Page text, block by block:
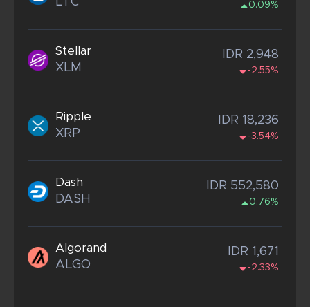
0.09%
Stellar
XLM
IDR 2,948
-2.55%
Ripple
XRP
IDR 18,236
-3.54%
Dash
DASH
IDR 552,580
0.76%
Algorand
ALGO
IDR 1,671
-2.33%